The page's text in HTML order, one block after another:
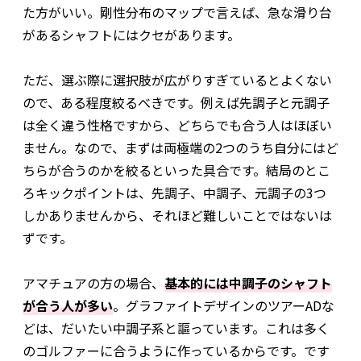
た方がいい。剛性分布のマップで言えば、急な滑り台
があるシャフトにはクセがあります。
ただ、選ぶ際に選択肢が広がりすぎているとよくない
ので、ある程度絞るべきです。例えば先調子と元調子
は全く違う性格ですから、どちらでも合う人はほぼい
ません。なので、まずは両極端の2つのうち自分にはど
ちらが合うのかを絞るといった具合です。結局のとこ
ろキックポイントは、先調子、中調子、元調子の3つ
しかありませんから、それほど難しいことではないは
ずです。
アマチュアの方の場合、 基本的には中調子のシャフト
が合う人が多い。グラファイトデザインのツアーADな
どは、だいたい中調子系と謳っています。これは多く
のゴルファーに合うように作っているからです。です